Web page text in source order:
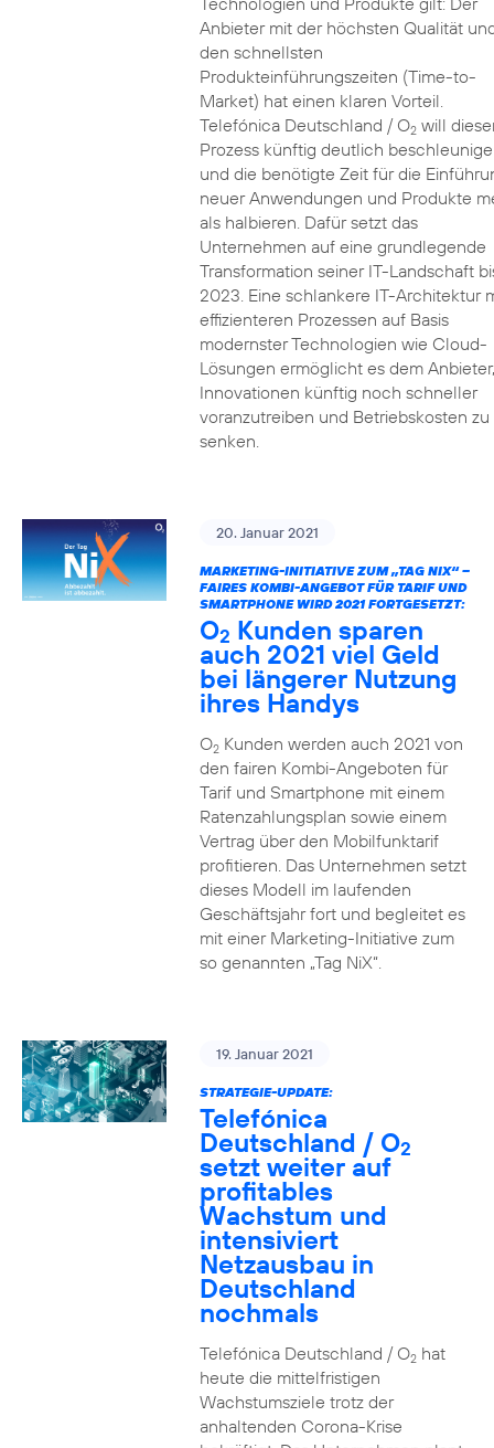
Anbieter mit der höchsten Qualität
den schnellsten
Produkteinführungszeiten (Time-to-
Market) hat einen klaren Vorteil.
Telefónica Deutschland / O2will
Prozess künftig deutlich
und die benötigte Zeit für die
neuer Anwendungen und Produkte
als halbieren. Dafür setzt das
Unternehmen auf eine grundlegende
Transformation seiner IT-Landschaft
2023. Eine schlankere IT-Architektur
effizienteren Prozessen auf Basis
modernster Technologien wie Cloud-
Lösungen ermöglicht es dem Anbieter,
Innovationen künftig noch schneller
voranzutreiben und Betriebskosten zu
senken.
20. Januar 2021
MARKETING-INITIATIVE ZUM „TAG NIX“ –
FAIRES KOMBI-ANGEBOT FÜR TARIF UND
SMARTPHONE WIRD 2021 FORTGESETZT:
O2 Kunden sparen
auch 2021 viel Geld
bei längerer Nutzung
ihres Handys
O2Kunden werden auch 2021 von
den fairen Kombi-Angeboten für
Tarif und Smartphone mit einem
Ratenzahlungsplan sowie einem
Vertrag über den Mobilfunktarif
profitieren. Das Unternehmen setzt
dieses Modell im laufenden
Geschäftsjahr fort und begleitet es
mit einer Marketing-Initiative zum
so genannten „Tag NiX“.
19. Januar 2021
STRATEGIE-UPDATE:
Telefónica
Deutschland / O2
setzt weiter auf
profitables
Wachstum und
intensiviert
Netzausbau in
Deutschland
nochmals
Telefónica Deutschland / O2hat
heute die mittelfristigen
Wachstumsziele trotz der
anhaltenden Corona-Krise